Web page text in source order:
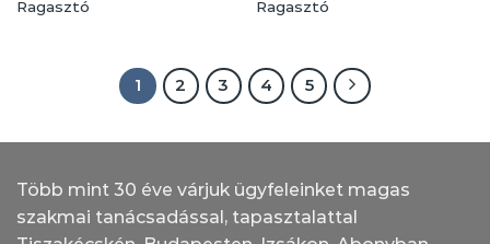
Ragasztó
Ragasztó
1 2 3 4 5
Több mint 30 éve várjuk ügyfeleinket magas
szakmai tanácsadással, tapasztalattal